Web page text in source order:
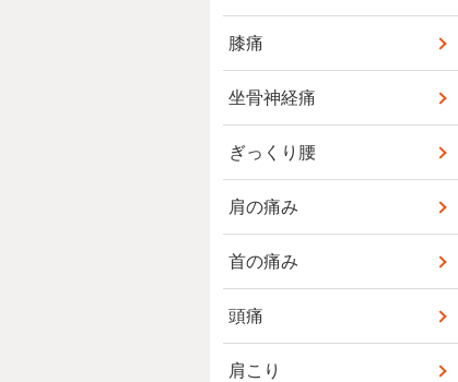
膝痛
坐骨神経痛
ぎっくり腰
肩の痛み
首の痛み
頭痛
肩こり